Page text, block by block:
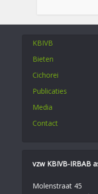
KBIVB
Bieten
Cichorei
Publicaties
Media
Contact
vzw KBIVB-IRBAB
Molenstraat 45